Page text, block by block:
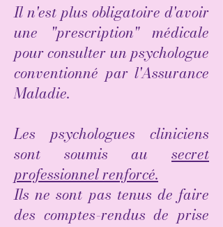
​Il n'est plus obligatoire d'avoir
une "prescription" médicale
pour consulter un psychologue
conventionné par l'Assurance
Maladie.
Les psychologues cliniciens
sont soumis au secret
professionnel renforcé.
Ils ne sont pas tenus de faire
des comptes-rendus de prise